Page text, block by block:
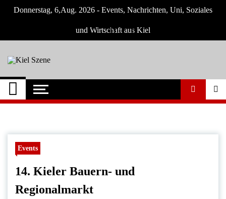
Skip
Donnerstag, 6,Aug. 2026 - Events, Nachrichten, Uni, Soziales
und Wirtschaft aus Kiel
Kiel Szene
Neuigkeiten und Nachrichten aus Kiel und
Umgebung
Events
14. Kieler Bauern- und
Regionalmarkt